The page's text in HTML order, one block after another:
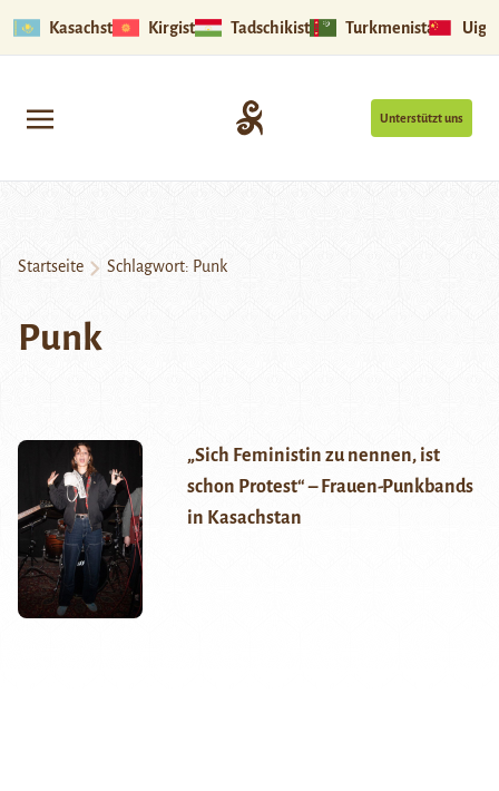
Kasachstan Kirgistan Tadschikistan Turkmenistan
Unterstützt uns
Startseite Schlagwort: Punk
Punk
„Sich Feministin zu nennen, ist
schon Protest“ – Frauen-Punkbands
in Kasachstan